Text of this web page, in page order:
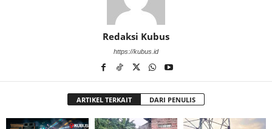
Redaksi Kubus
https://kubus.id
ARTIKEL TERKAIT DARI PENULIS